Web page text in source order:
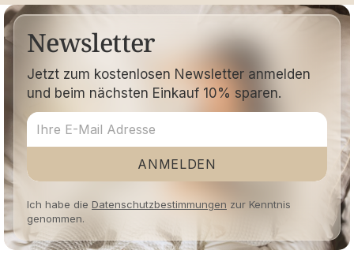
Newsletter
Jetzt zum kostenlosen Newsletter anmelden
und beim nächsten Einkauf 10% sparen.
ANMELDEN
Ich habe die Datenschutzbestimmungen zur Kenntnis
genommen.